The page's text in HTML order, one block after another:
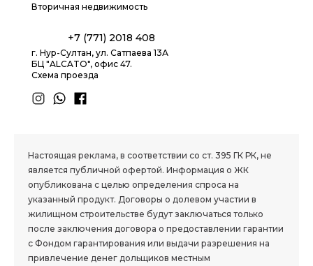
Вторичная недвижимость
+7 (771) 2018 408
г. Нур-Султан, ул. Сатпаева 13А
БЦ "ALCATO", офис 47.
Схема проезда
Настоящая реклама, в соответствии со ст. 395 ГК РК, не
является публичной офертой. Информация о ЖК
опубликована с целью определения спроса на
указанный продукт. Договоры о долевом участии в
жилищном строительстве будут заключаться только
после заключения договора о предоставлении гарантии
с Фондом гарантирования или выдачи разрешения на
привлечение денег дольщиков местным